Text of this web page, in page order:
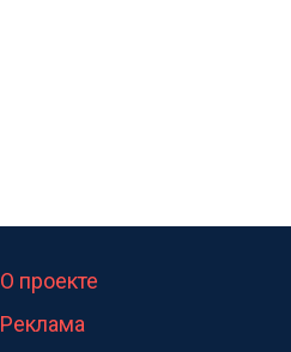
О проекте
Реклама